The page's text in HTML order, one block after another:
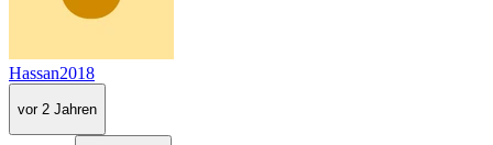
Hassan2018
vor 2 Jahren